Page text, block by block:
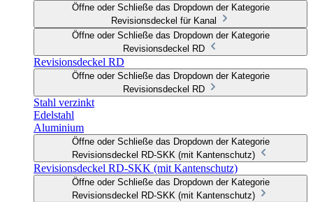
Öffne oder Schließe das Dropdown der Kategorie
Revisionsdeckel für Kanal
Öffne oder Schließe das Dropdown der Kategorie
Revisionsdeckel RD
Revisionsdeckel RD
Öffne oder Schließe das Dropdown der Kategorie
Revisionsdeckel RD
Stahl verzinkt
Edelstahl
Aluminium
Öffne oder Schließe das Dropdown der Kategorie
Revisionsdeckel RD-SKK (mit Kantenschutz)
Revisionsdeckel RD-SKK (mit Kantenschutz)
Öffne oder Schließe das Dropdown der Kategorie
Revisionsdeckel RD-SKK (mit Kantenschutz)